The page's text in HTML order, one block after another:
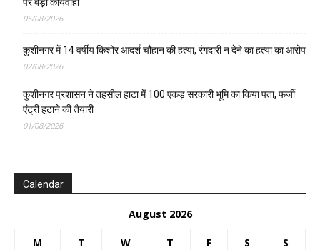
05/08/2026
कुशीनगर में 14 वर्षीय किशोर आदर्श चौहान की हत्या, रंगदारी न देने का हत्या का आरोप
02/08/2026
कुशीनगर प्रशासन ने तहसील हाटा में 100 एकड़ सरकारी भूमि का किया पता, फर्जी
एंट्री हटाने की तैयारी
01/08/2026
Calendar
August 2026
M T W T F S S